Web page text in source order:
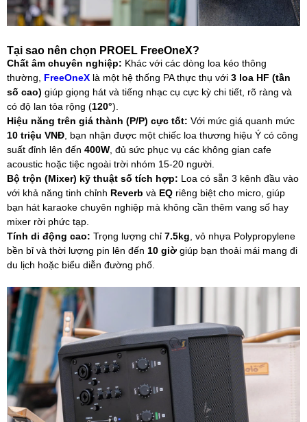
Tại sao nên chọn PROEL FreeOneX?
Chất âm chuyên nghiệp: Khác với các dòng loa kéo thông
thường, FreeOneX là một hệ thống PA thực thụ với 3 loa HF (tần
số cao) giúp giọng hát và tiếng nhạc cụ cực kỳ chi tiết, rõ ràng và
có độ lan tỏa rộng (120°).
Hiệu năng trên giá thành (P/P) cực tốt: Với mức giá quanh mức
10 triệu VNĐ , bạn nhận được một chiếc loa thương hiệu Ý có công
suất đỉnh lên đến 400W , đủ sức phục vụ các không gian cafe
acoustic hoặc tiệc ngoài trời nhóm 15-20 người.
Bộ trộn (Mixer) kỹ thuật số tích hợp: Loa có sẵn 3 kênh đầu vào
với khả năng tinh chỉnh Reverb và EQ riêng biệt cho micro, giúp
bạn hát karaoke chuyên nghiệp mà không cần thêm vang số hay
mixer rời phức tạp.
Tính di động cao: Trọng lượng chỉ 7.5kg , vỏ nhựa Polypropylene
bền bỉ và thời lượng pin lên đến 10 giờ giúp bạn thoải mái mang đi
du lịch hoặc biểu diễn đường phố.